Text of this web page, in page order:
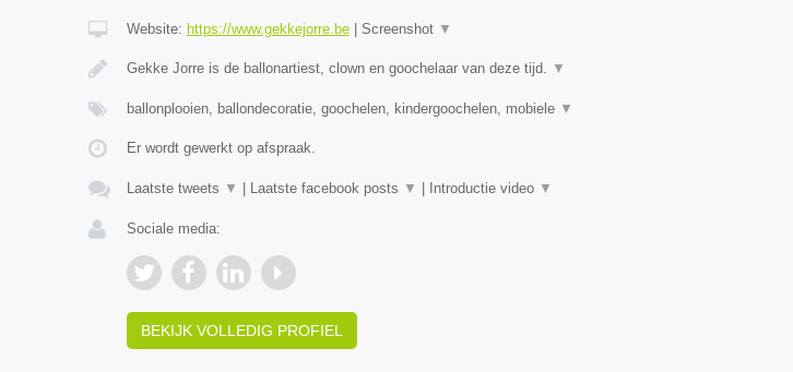
Website: https://www.gekkejorre.be| Screenshot ▼
Gekke Jorre is de ballonartiest, clown en goochelaar van deze tijd. ▼
ballonplooien, ballondecoratie, goochelen, kindergoochelen, mobiele ▼
Er wordt gewerkt op afspraak.
Laatste tweets ▼ Laatste facebook posts ▼ Introductie video ▼
Sociale media:
BEKIJK VOLLEDIG PROFIEL